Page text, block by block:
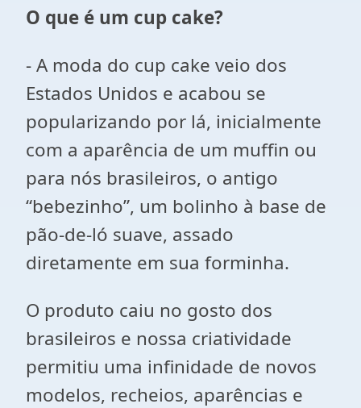
O que é um cup cake?
- A moda do cup cake veio dos
Estados Unidos e acabou se
popularizando por lá, inicialmente
com a aparência de um muffin ou
para nós brasileiros, o antigo
“bebezinho”, um bolinho à base de
pão-de-ló suave, assado
diretamente em sua forminha.
O produto caiu no gosto dos
brasileiros e nossa criatividade
permitiu uma infinidade de novos
modelos, recheios, aparências e